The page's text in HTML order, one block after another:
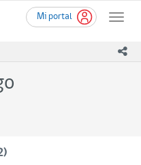
Mi portal
Toggle